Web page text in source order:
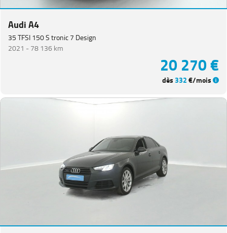
Energie
Equipement
Audi A4
35 TFSI 150 S tronic 7 Design
2021 -78 136 km
20 270 €
dès332€/mois